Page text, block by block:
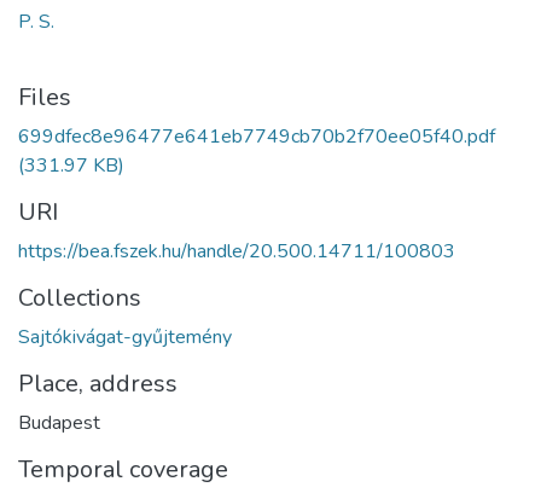
P. S.
Files
699dfec8e96477e641eb7749cb70b2f70ee05f40.pdf
(331.97 KB)
URI
https://bea.fszek.hu/handle/20.500.14711/100803
Collections
Sajtókivágat-gyűjtemény
Place, address
Budapest
Temporal coverage